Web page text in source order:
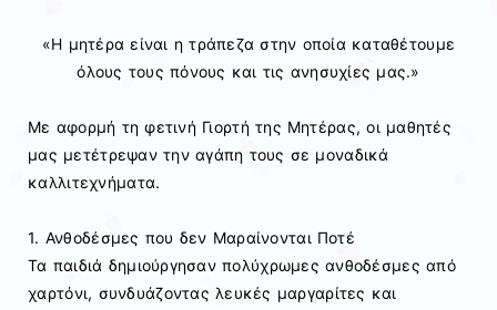
«Η μητέρα είναι η τράπεζα στην οποία καταθέτουμε
όλους τους πόνους και τις ανησυχίες μας.»
Με αφορμή τη φετινή Γιορτή της Μητέρας, οι μαθητές
μας μετέτρεψαν την αγάπη τους σε μοναδικά
καλλιτεχνήματα.
1. Ανθοδέσμες που δεν Μαραίνονται Ποτέ
Τα παιδιά δημιούργησαν πολύχρωμες ανθοδέσμες από
χαρτόνι, συνδυάζοντας λευκές μαργαρίτες και